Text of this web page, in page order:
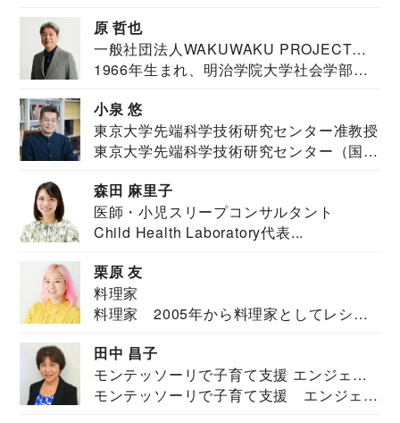
原 哲也
一般社団法人WAKUWAKU PROJECT
JAPAN代表・言語聴覚士・社会福祉士
1966年生まれ、明治学院大学社会学部福
小泉 悠
東京大学先端科学技術研究センター准教授
東京大学先端科学技術研究センター（国際
森田 麻里子
医師・小児スリープコンサルタント
Child Health Laboratory代表...
栗原 友
料理家
料理家 2005年から料理家としてレシピ
田中 昌子
モンテッソーリで子育て支援 エンジェル
ズハウス研究所所長
モンテッソーリで子育て支援 エンジェル